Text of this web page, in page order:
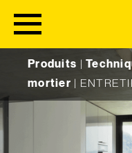
Produits |
mortier